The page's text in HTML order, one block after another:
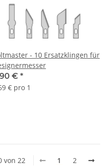
- 10 Ersatzklingen für
€ *
€ pro 1
von 22 1 2